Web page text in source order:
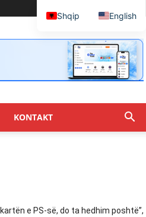
KONTAKT
e PS-së, do ta hedhim poshtë”,
Shqip English